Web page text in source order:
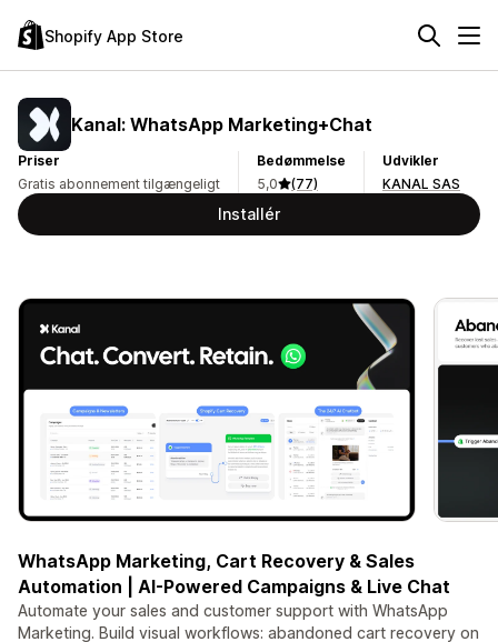
Shopify App Store
Kanal: WhatsApp Marketing+Chat
Priser
Gratis abonnement tilgængeligt
Bedømmelse
5,0
(77)
Udvikler
KANAL SAS
Installér
WhatsApp Marketing, Cart Recovery & Sales
Automation | AI-Powered Campaigns & Live Chat
Automate your sales and customer support with WhatsApp
Marketing. Build visual workflows: abandoned cart recovery on